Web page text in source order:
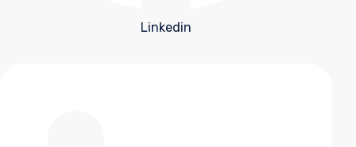
Linkedin